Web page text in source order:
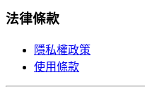
法律條款
隱私權政策
使用條款